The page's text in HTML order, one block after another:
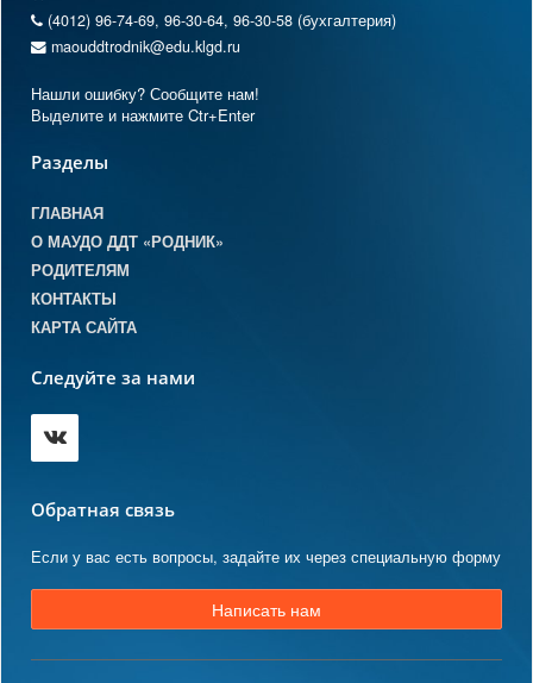
(4012) 96-74-69, 96-30-64, 96-30-58 (бухгалтерия)
maouddtrodnik@edu.klgd.ru
Нашли ошибку? Сообщите нам!
Выделите и нажмите Ctr+Enter
Разделы
ГЛАВНАЯ
О МАУДО ДДТ «РОДНИК»
РОДИТЕЛЯМ
КОНТАКТЫ
КАРТА САЙТА
Следуйте за нами
Обратная связь
Если у вас есть вопросы, задайте их через специальную форму
Написать нам